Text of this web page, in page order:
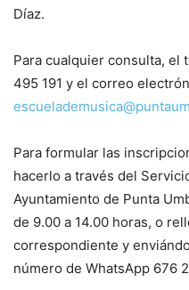
Díaz.
Para cualquier consulta, el
495 191 y el correo
Para formular las
hacerlo a través del
Ayuntamiento de Punta
de 9.00 a 14.00 horas, o
correspondiente y
número de WhatsApp 676